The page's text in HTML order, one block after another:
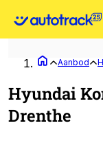
Aanbod
Hyundai
Drenthe